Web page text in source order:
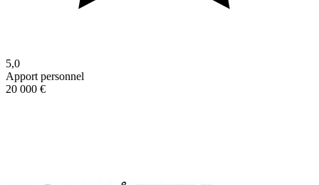
5,0
Apport personnel
20 000 €